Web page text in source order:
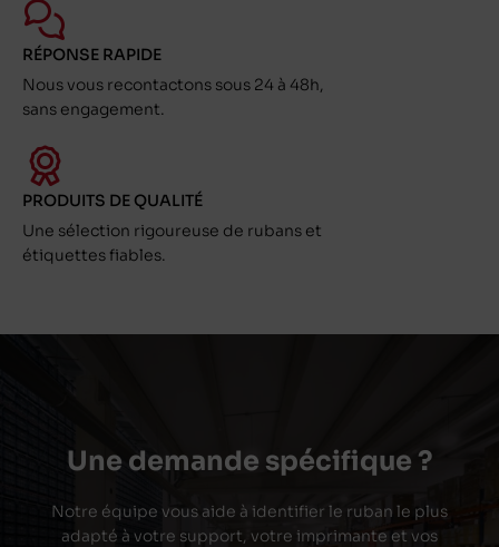
RÉPONSE RAPIDE
Nous vous recontactons sous 24 à 48h,
sans engagement.
PRODUITS DE QUALITÉ
Une sélection rigoureuse de rubans et
étiquettes fiables.
Une demande spécifique ?
Notre équipe vous aide à identifier le ruban le plus
adapté à votre support, votre imprimante et vos